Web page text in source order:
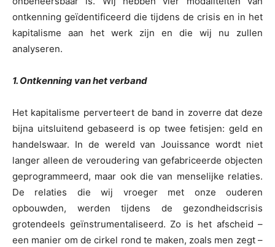
ontkenning geïdentificeerd die tijdens de crisis en in het
kapitalisme aan het werk zijn en die wij nu zullen
analyseren.
1. Ontkenning van het verband
Het kapitalisme perverteert de band in zoverre dat deze
bijna uitsluitend gebaseerd is op twee fetisjen: geld en
handelswaar. In de wereld van Jouissance wordt niet
langer alleen de veroudering van gefabriceerde objecten
geprogrammeerd, maar ook die van menselijke relaties.
De relaties die wij vroeger met onze ouderen
opbouwden, werden tijdens de gezondheidscrisis
grotendeels geïnstrumentaliseerd. Zo is het afscheid –
een manier om de cirkel rond te maken, zoals men zegt –